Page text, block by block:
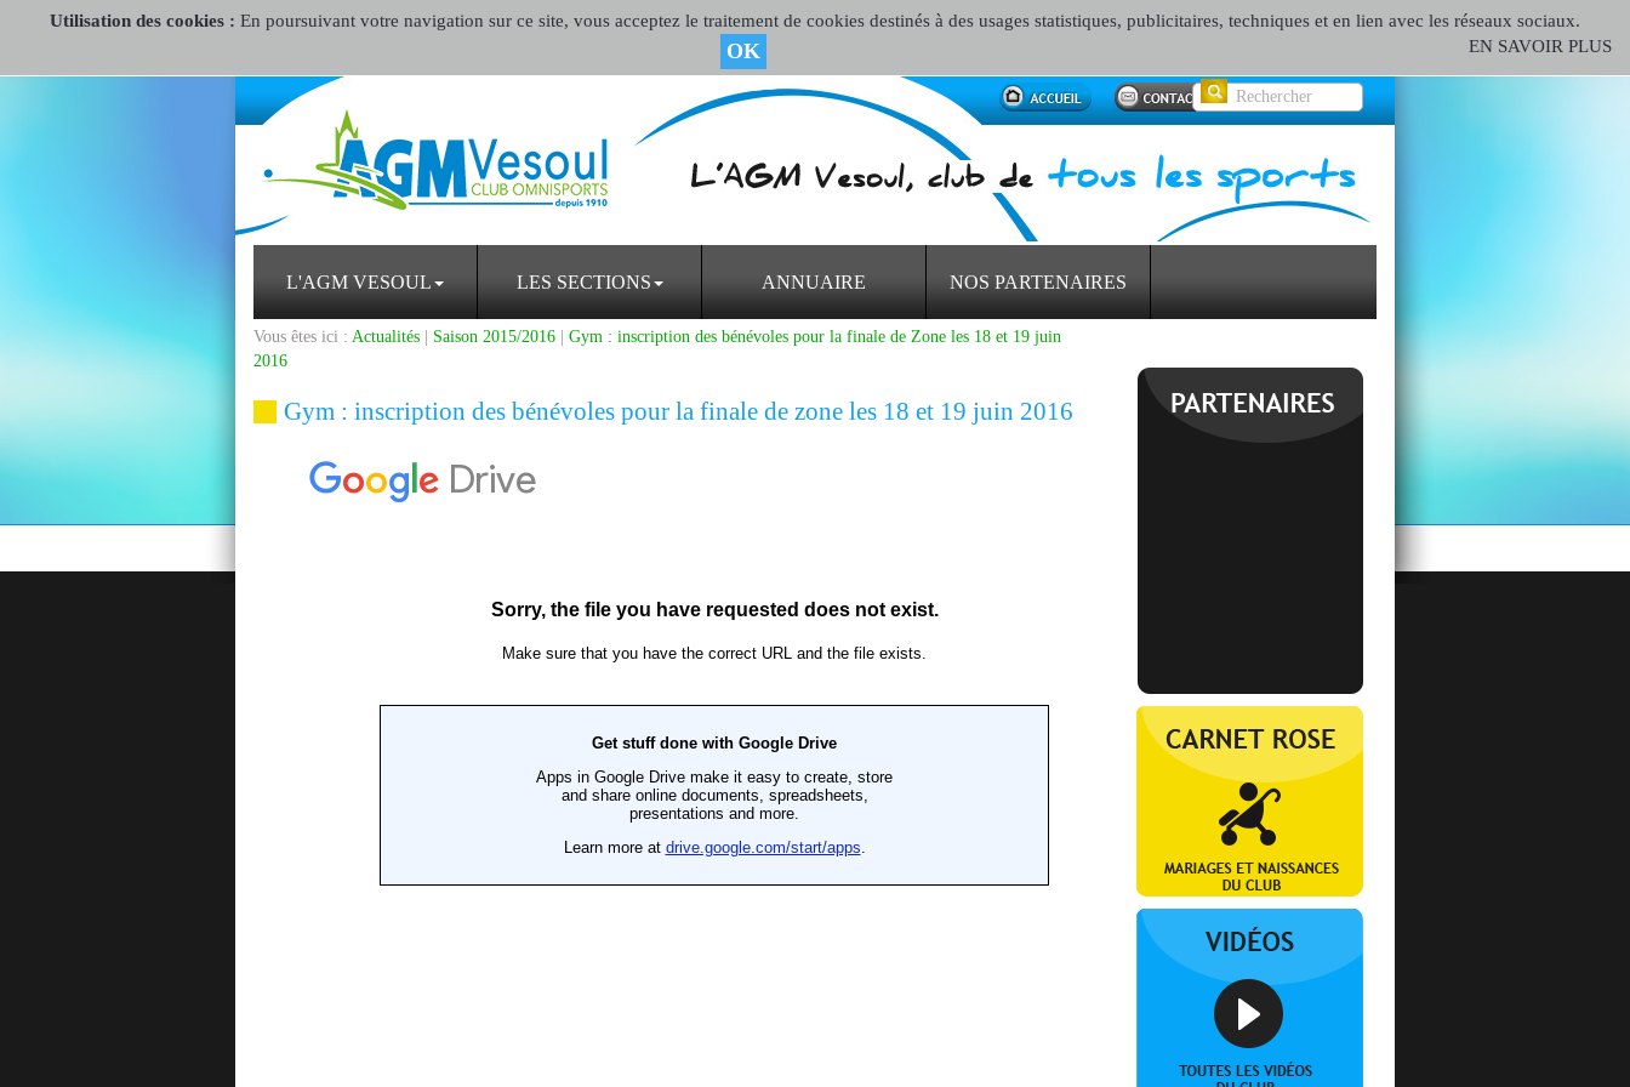
Utilisation des cookies : En poursuivant votre navigation sur ce site, vous acceptez le traitement de cookies destinés à des usages statistiques, publicitaires, techniques et en lien avec les réseaux sociaux.
OK EN SAVOIR PLUS
L'AGM VESOUL LES SECTIONS ANNUAIRE NOS PARTENAIRES
Vous êtes ici : Actualités Saison 2015/2016
Gym : inscription des bénévoles pour la finale de Zone les 18 et 19 juin
2016
Gym : inscription des bénévoles pour la finale de zone les 18 et 19 juin 2016